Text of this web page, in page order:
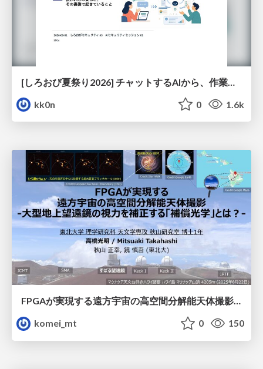
kk0n
0 1.6k
FPGAが実現する遠方宇宙の高空間分解能天体撮影 -大型地上望遠鏡の視力を補正する「補償光学」とは？-
komei_mt
0 150